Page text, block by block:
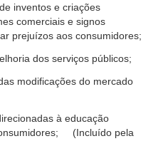
inventos e criações
comerciais e signos
prejuízos aos consumidores;
dos serviços públicos;
modificações do mercado
à educação
(Incluído pela